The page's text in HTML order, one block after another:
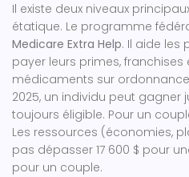
Il existe deux niveaux
étatique. Le programme
Medicare Extra Help. Il aide les
payer leurs primes,
médicaments sur ordonnance
2025, un individu peut gagner
toujours éligible. Pour un
Les ressources (économies,
pas dépasser 17 600 $ pour
pour un couple.